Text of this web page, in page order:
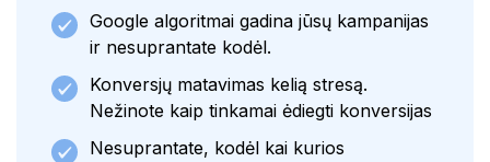
Google algoritmai gadina jūsų kampanijas
ir nesuprantate kodėl.
Konversjų matavimas kelią stresą.
Nežinote kaip tinkamai ėdiegti konversijas
Nesuprantate, kodėl kai kurios